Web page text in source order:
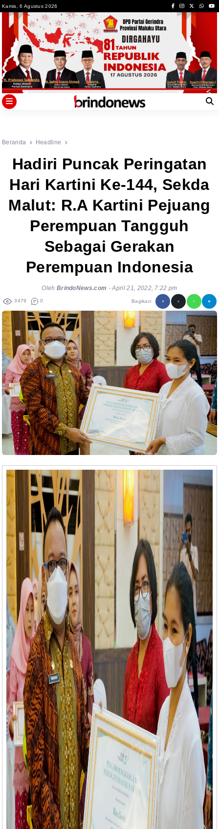
toKamis, 6 Agustus 2026
Beranda Headline
Hadiri Puncak Peringatan
Hari Kartini Ke-144, Sekda
Malut: R.A Kartini Pejuang
Perempuan Tangguh
Sebagai Gerakan
Perempuan Indonesia
Oleh BrindoNews.com -April 21, 2022, 7:22 pm
3479 0 Bagikan: